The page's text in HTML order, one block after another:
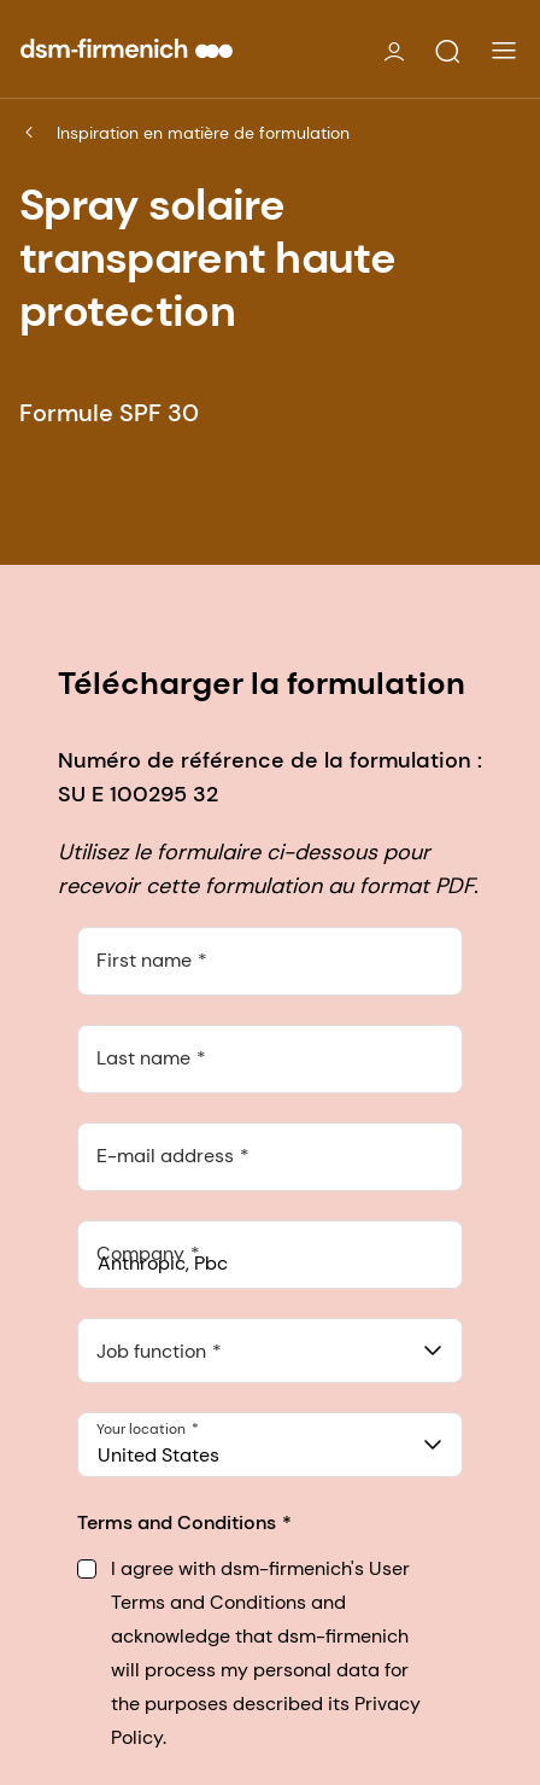
Inspiration en matière de formulation
Spray solaire
transparent haute
protection
Formule SPF 30
Télécharger la formulation
Numéro de référence de la formulation :
SU E 100295 32
Utilisez le formulaire ci-dessous pour
recevoir cette formulation au format PDF.
First name
Last name
E-mail address
Company
548 Market St Pmb 90375, San Francisco, California, US
Job function
United States
Your location
Terms and Conditions
I agree with dsm-firmenich's User
Terms and Conditions and
acknowledge that dsm-firmenich
will process my personal data for
the purposes described its Privacy
Policy.